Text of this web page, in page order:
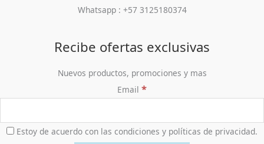
Whatsapp : +57 3125180374
Recibe ofertas exclusivas
Nuevos productos, promociones y mas
Email *
Estoy de acuerdo con las condiciones y políticas de privacidad.